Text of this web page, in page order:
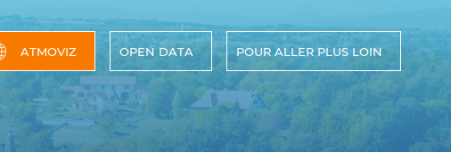
ATMOVIZ OPEN DATA POUR ALLER PLUS LOIN